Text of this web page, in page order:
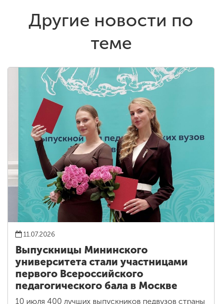
Другие новости по
теме
11.07.2026
Выпускницы Мининского
университета стали участницами
первого Всероссийского
педагогического бала в Москве
10 июля 400 лучших выпускников педвузов страны